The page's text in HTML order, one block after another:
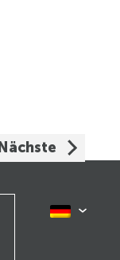
Nächste